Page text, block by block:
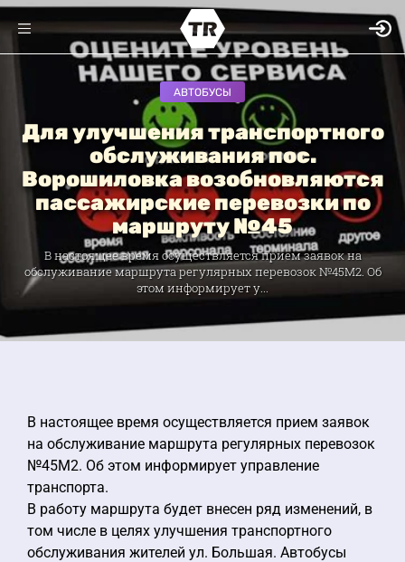
АВТОБУСЫ
Для улучшения транспортного
обслуживания пос.
Ворошиловка возобновляются
пассажирские перевозки по
маршруту №45
В настоящее время осуществляется прием заявок на
обслуживание маршрута регулярных перевозок №45М2. Об
этом информирует у...
В настоящее время осуществляется прием заявок
на обслуживание маршрута регулярных перевозок
№45М2. Об этом информирует управление
транспорта.
В работу маршрута будет внесен ряд изменений, в
том числе в целях улучшения транспортного
обслуживания жителей ул. Большая. Автобусы